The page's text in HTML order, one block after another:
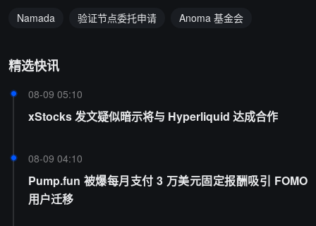
Namada 验证节点委托申请 Anoma 基金会
精选快讯
08-09 05:10
xStocks 发文疑似暗示将与 Hyperliquid 达成合作
08-09 04:10
Pump.fun 被爆每月支付 3 万美元固定报酬吸引 FOMO
用户迁移